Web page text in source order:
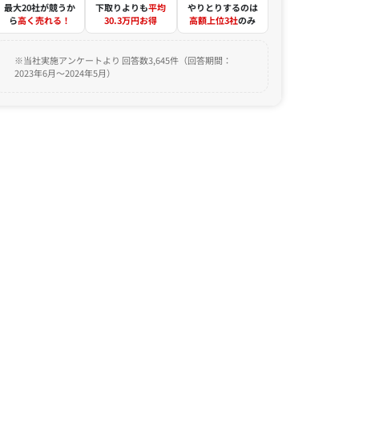
最大20社が競うか
ら高く売れる！
下取りよりも平均
30.3万円お得
やりとりするのは
高額上位3社のみ
※当社実施アンケートより 回答数3,645件（回答期間：
2023年6月～2024年5月）